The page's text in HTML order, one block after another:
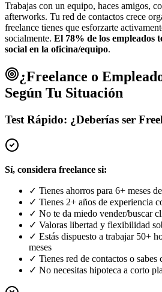
Trabajas con un equipo, haces amigos,
afterworks. Tu red de contactos crece
freelance tienes que esforzarte
socialmente. El 78% de los empleados
social en la oficina/equipo.
¿Freelance o
Según Tu Situación
Test Rápido: ¿Deberías ser
Sí, considera freelance si:
✓ Tienes ahorros para 6+ meses
✓ Tienes 2+ años de experiencia
✓ No te da miedo vender/buscar
✓ Valoras libertad y flexibilidad
✓ Estás dispuesto a trabajar 50+
meses
✓ Tienes red de contactos o
✓ No necesitas hipoteca a corto